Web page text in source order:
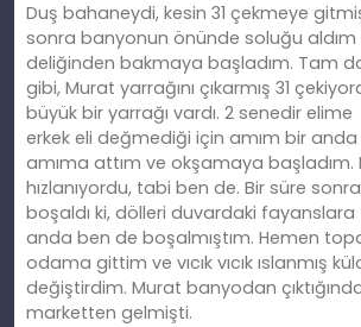
Duş bahaneydi, kesin 31 çekmeye
sonra banyonun önünde soluğu
deliğinden bakmaya başladım. Tam
gibi, Murat yarrağını çıkarmış 31
büyük bir yarrağı vardı. 2 senedir elime
erkek eli değmediği için amım bir anda
amıma attım ve okşamaya
hızlanıyordu, tabi ben de. Bir süre
boşaldı ki, dölleri duvardaki fayanslara
anda ben de boşalmıştım. Hemen
odama gittim ve vıcık vıcık ıslanmış
değiştirdim. Murat banyodan
marketten gelmişti.